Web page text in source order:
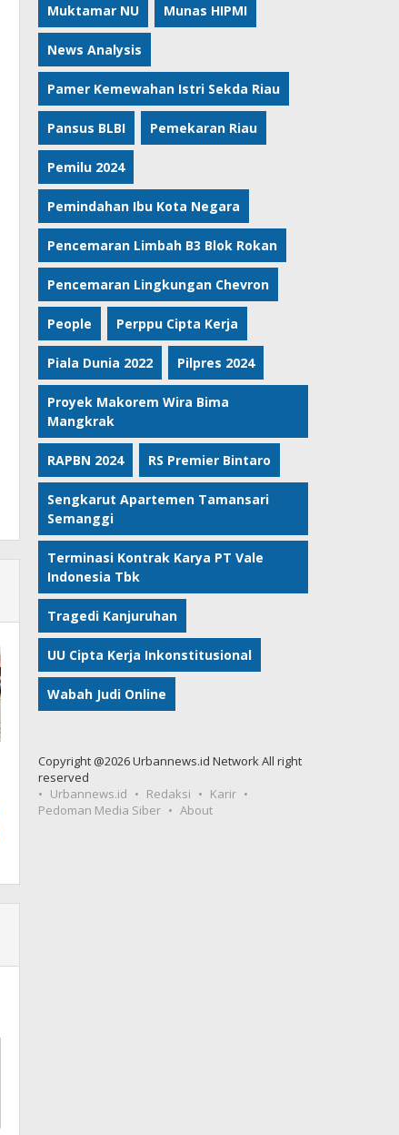
Muktamar NU Munas HIPMI
News Analysis
Pamer Kemewahan Istri Sekda Riau
Pansus BLBI Pemekaran Riau
Pemilu 2024
Pemindahan Ibu Kota Negara
Pencemaran Limbah B3 Blok Rokan
Pencemaran Lingkungan Chevron
People Perppu Cipta Kerja
Piala Dunia 2022 Pilpres 2024
Proyek Makorem Wira Bima
Mangkrak
RAPBN 2024 RS Premier Bintaro
Sengkarut Apartemen Tamansari
Semanggi
Terminasi Kontrak Karya PT Vale
Indonesia Tbk
Tragedi Kanjuruhan
UU Cipta Kerja Inkonstitusional
Wabah Judi Online
Copyright @2026 Urbannews.id Network All right
reserved
Urbannews.id
Redaksi
Karir
Pedoman Media Siber
About